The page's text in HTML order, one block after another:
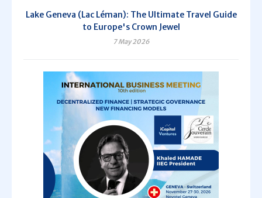
Lake Geneva (Lac Léman): The Ultimate Travel Guide
to Europe's Crown Jewel
7 May 2026